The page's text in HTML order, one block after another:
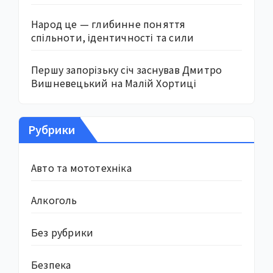
Народ це — глибинне поняття
спільноти, ідентичності та сили
Першу запорізьку січ заснував Дмитро
Вишневецький на Малій Хортиці
Рубрики
Авто та мототехніка
Алкоголь
Без рубрики
Безпека